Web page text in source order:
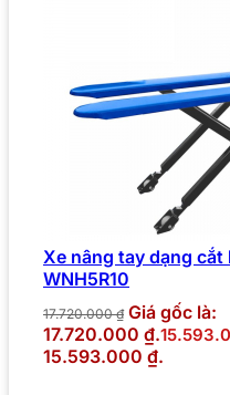
Xe nâng tay dạng cắt
WNH5R10
17.720.000₫ Giá gốc là:
17.720.000 ₫.
15.593.000 ₫.